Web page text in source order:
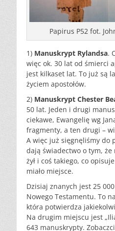
Papirus P52 fot.
1) Manuskrypt Rylandsa.
więc ok. 30 lat od śmierci
jest kilkaset lat. To już są
życiem apostołów.
2) Manuskrypt Chester
50 lat. Jeden i drugi
ciekawe, Ewangelię wg
fragmenty, a ten drugi –
A więc już sięgnęliśmy do
dają świadectwo o tym, że
żył i coś takiego, co
miało miejsce.
Dzisiaj znanych jest 25
Nowego Testamentu. To
która potwierdza
Na drugim miejscu jest
643 manuskrypty.